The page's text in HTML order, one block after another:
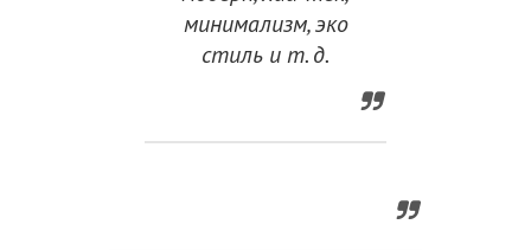
минимализм, эко
стиль и т. д.